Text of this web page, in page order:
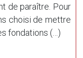
de paraître. Pour
choisi de mettre
fondations (…)